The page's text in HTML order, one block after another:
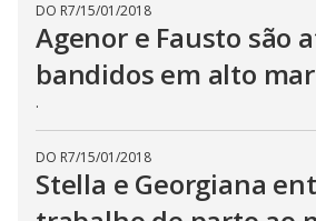
DO R7/15/01/2018
Agenor e Fausto são
bandidos em alto mar
.
DO R7/15/01/2018
Stella e Georgiana